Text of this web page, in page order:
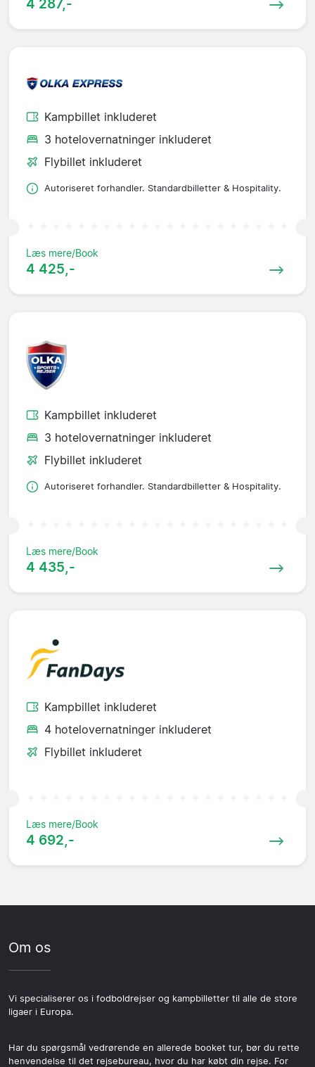
4 287,-
Kampbillet inkluderet
3 hotelovernatninger inkluderet
Flybillet inkluderet
Autoriseret forhandler. Standardbilletter & Hospitality.
Læs mere/Book
4 425,-
Kampbillet inkluderet
3 hotelovernatninger inkluderet
Flybillet inkluderet
Autoriseret forhandler. Standardbilletter & Hospitality.
Læs mere/Book
4 435,-
Kampbillet inkluderet
4 hotelovernatninger inkluderet
Flybillet inkluderet
Læs mere/Book
4 692,-
Om os
Vi specialiserer os i fodboldrejser og kampbilletter til alle de store
ligaer i Europa.
Har du spørgsmål vedrørende en allerede booket tur, bør du rette
henvendelse til det rejsebureau, hvor du har købt din rejse. For